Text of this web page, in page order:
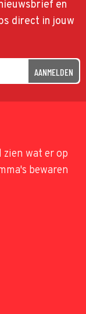
en
direct in jouw
AANMELDEN
zien wat er op
bewaren